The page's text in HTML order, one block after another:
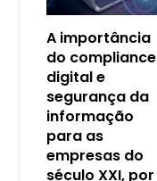
A importância
do compliance
digital e
segurança da
informação
para as
empresas do
século XXI, por